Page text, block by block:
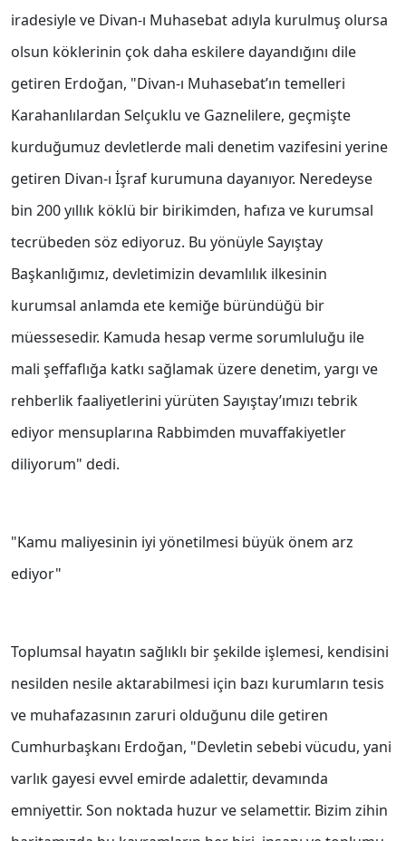
iradesiyle ve Divan-ı Muhasebat adıyla kurulmuş olursa
olsun köklerinin çok daha eskilere dayandığını dile
getiren Erdoğan, "Divan-ı Muhasebat’ın temelleri
Karahanlılardan Selçuklu ve Gaznelilere, geçmişte
kurduğumuz devletlerde mali denetim vazifesini yerine
getiren Divan-ı İşraf kurumuna dayanıyor. Neredeyse
bin 200 yıllık köklü bir birikimden, hafıza ve kurumsal
tecrübeden söz ediyoruz. Bu yönüyle Sayıştay
Başkanlığımız, devletimizin devamlılık ilkesinin
kurumsal anlamda ete kemiğe büründüğü bir
müessesedir. Kamuda hesap verme sorumluluğu ile
mali şeffaflığa katkı sağlamak üzere denetim, yargı ve
rehberlik faaliyetlerini yürüten Sayıştay’ımızı tebrik
ediyor mensuplarına Rabbimden muvaffakiyetler
diliyorum" dedi.
"Kamu maliyesinin iyi yönetilmesi büyük önem arz
ediyor"
Toplumsal hayatın sağlıklı bir şekilde işlemesi, kendisini
nesilden nesile aktarabilmesi için bazı kurumların tesis
ve muhafazasının zaruri olduğunu dile getiren
Cumhurbaşkanı Erdoğan, "Devletin sebebi vücudu, yani
varlık gayesi evvel emirde adalettir, devamında
emniyettir. Son noktada huzur ve selamettir. Bizim zihin